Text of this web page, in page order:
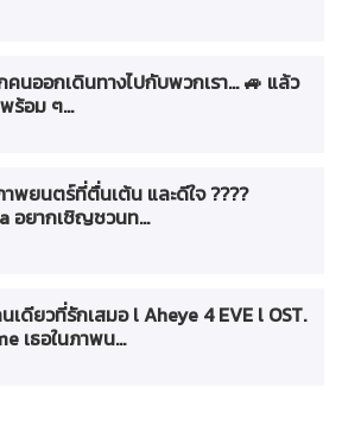
นออกเดินทางไปกับพวกเรา... 🚙 แล้ว
ร้อม ๆ...
พยนตร์ที่ตื่นเต้น และดีใจ ????
อยากเชิญชวนท...
เดียวที่รักเสมอ l Aheye 4 EVE l OST.
เธอในภาพน...